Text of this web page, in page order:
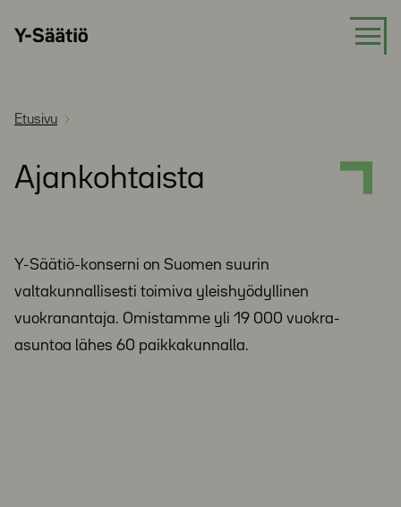
suoraan
Y-
Etusivu
Ajankohtaista
Y-Säätiö-konserni on Suomen suurin
valtakunnallisesti toimiva yleishyödyllinen
vuokranantaja. Omistamme yli 19 000 vuokra-
asuntoa lähes 60 paikkakunnalla.